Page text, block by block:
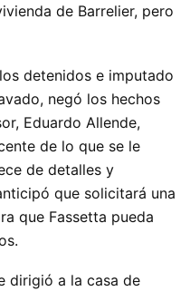
de Barrelier, pero
detenidos e imputado
negó los hechos
Eduardo Allende,
de lo que se le
de detalles y
que solicitará una
que Fassetta pueda
dirigió a la casa de